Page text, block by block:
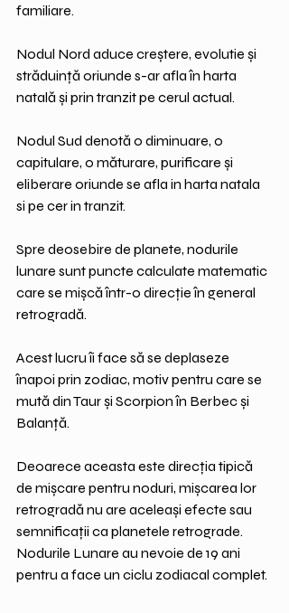
familiare.
Nodul Nord aduce creștere, evolutie și
străduință oriunde s-ar afla în harta
natală și prin tranzit pe cerul actual.
Nodul Sud denotă o diminuare, o
capitulare, o măturare, purificare și
eliberare oriunde se afla in harta natala
si pe cer in tranzit.
Spre deosebire de planete, nodurile
lunare sunt puncte calculate matematic
care se mișcă într-o direcție în general
retrogradă.
Acest lucru îi face să se deplaseze
înapoi prin zodiac, motiv pentru care se
mută din Taur și Scorpion în Berbec și
Balanță.
Deoarece aceasta este direcția tipică
de mișcare pentru noduri, mișcarea lor
retrogradă nu are aceleași efecte sau
semnificații ca planetele retrograde.
Nodurile Lunare au nevoie de 19 ani
pentru a face un ciclu zodiacal complet.